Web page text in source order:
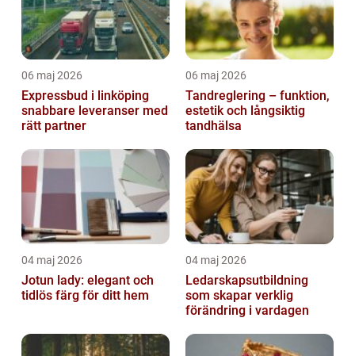
06 maj 2026
Expressbud i linköping
snabbare leveranser med
rätt partner
06 maj 2026
Tandreglering – funktion,
estetik och långsiktig
tandhälsa
04 maj 2026
Jotun lady: elegant och
tidlös färg för ditt hem
04 maj 2026
Ledarskapsutbildning
som skapar verklig
förändring i vardagen